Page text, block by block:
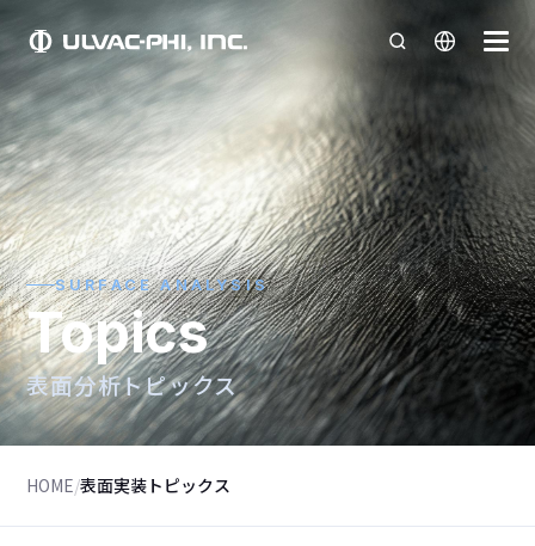
SURFACE ANALYSIS
Topics
表面分析トピックス
HOME/表面実装トピックス